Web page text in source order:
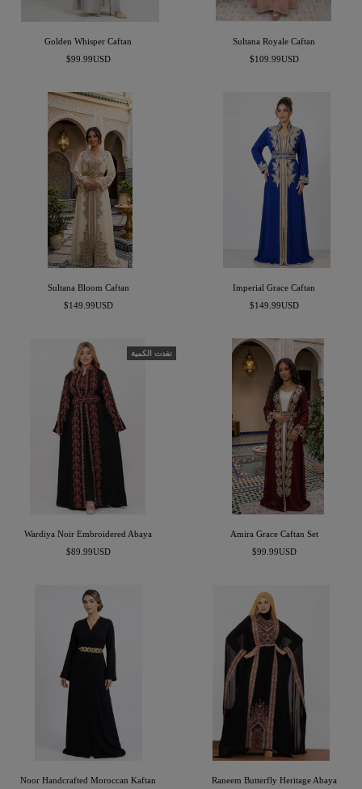
Sultana Royale Caftan
السعر
$109.99USD
Golden Whisper Caftan
السعر
$99.99USD
Imperial Grace Caftan
السعر
$149.99USD
Sultana Bloom Caftan
السعر
$149.99USD
Amira Grace Caftan Set
السعر
$99.99USD
نفدت الكمية
Wardiya Noir Embroidered Abaya
السعر
$89.99USD
Raneem Butterfly Heritage Abaya
Noor Handcrafted Moroccan Kaftan